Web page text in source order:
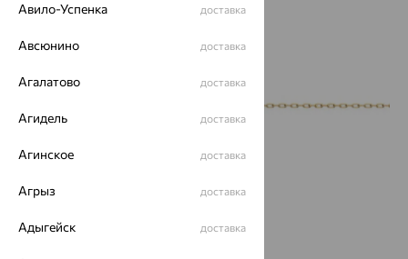
Авило-Успенка доставка
Авсюнино доставка
Агалатово доставка
Агидель доставка
Агинское доставка
Агрыз доставка
Адыгейск доставка